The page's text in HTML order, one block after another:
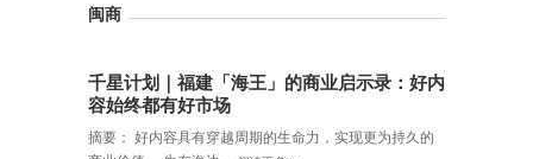
闽商
千星计划｜福建「海王」的商业启示录：好内
容始终都有好市场
摘要： 好内容具有穿越周期的生命力，实现更为持久的